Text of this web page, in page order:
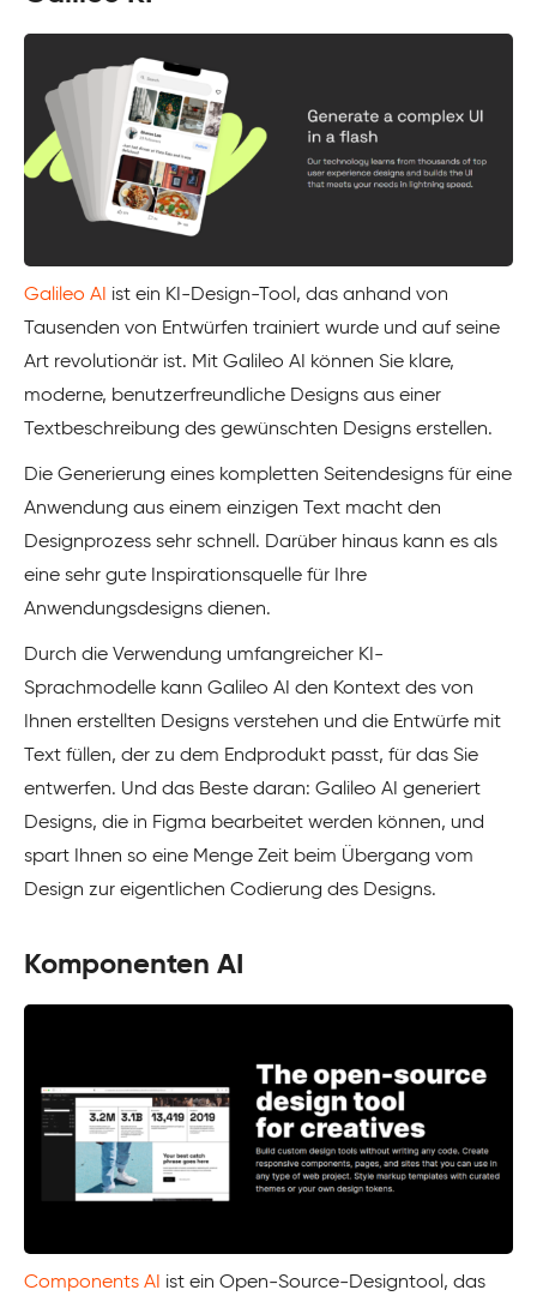
Galileo AI ist ein KI-Design-Tool, das anhand von
Tausenden von Entwürfen trainiert wurde und auf seine
Art revolutionär ist. Mit Galileo AI können Sie klare,
moderne, benutzerfreundliche Designs aus einer
Textbeschreibung des gewünschten Designs erstellen.
Die Generierung eines kompletten Seitendesigns für eine
Anwendung aus einem einzigen Text macht den
Designprozess sehr schnell. Darüber hinaus kann es als
eine sehr gute Inspirationsquelle für Ihre
Anwendungsdesigns dienen.
Durch die Verwendung umfangreicher KI-
Sprachmodelle kann Galileo AI den Kontext des von
Ihnen erstellten Designs verstehen und die Entwürfe mit
Text füllen, der zu dem Endprodukt passt, für das Sie
entwerfen. Und das Beste daran: Galileo AI generiert
Designs, die in Figma bearbeitet werden können, und
spart Ihnen so eine Menge Zeit beim Übergang vom
Design zur eigentlichen Codierung des Designs.
Komponenten AI
Components AI ist ein Open-Source-Designtool, das